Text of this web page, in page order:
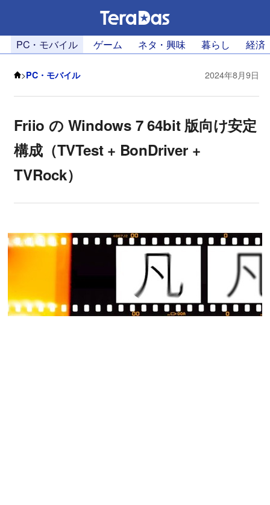
PC・モバイル ゲーム ネタ・興味 暮らし 経済
>PC・モバイル 2024年8月9日
Friio の Windows 7 64bit 版向け安定
構成（TVTest + BonDriver +
TVRock）